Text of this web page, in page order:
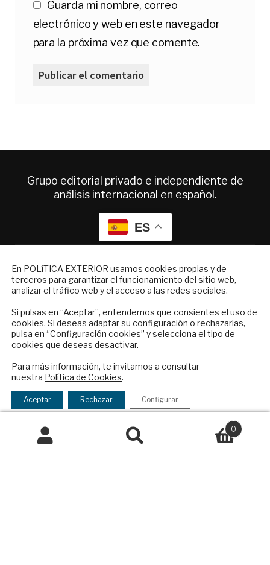
Guarda mi nombre, correo
electrónico y web en este navegador
para la próxima vez que comente.
Grupo editorial privado e independiente de
análisis internacional en español.
ES
Suscripciones
Productos y precios
Condiciones generales de contratación
Colaboraciones
Contacto
Política Exterior
Informe Semanal de Política Exterior
© 2026 - Fundación Análisis de Política
Buscar
0
En POLíTICA EXTERIOR usamos cookies propias y de
terceros para garantizar el funcionamiento del sitio web,
analizar el tráfico web y el acceso a las redes sociales.
Si pulsas en “Aceptar”, entendemos que consientes el uso de
cookies. Si deseas adaptar su configuración o rechazarlas,
pulsa en “Configuración cookies” y selecciona el tipo de
cookies que deseas desactivar.
Para más información, te invitamos a consultar
nuestra Política de Cookies.
Aceptar Rechazar Configurar
NEWSLETTER
Suscríbase a nuestro boletín electrónico y
reciba en su correo el mejor análisis
internacional en español.
Checkbox
acepto
la
política
de
política de privacidad